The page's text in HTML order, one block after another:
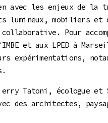
avec les enjeux de
mobiliers et
Pour
et aux LPED à
expérimentations,
Tatoni, écologue et
des architectes,